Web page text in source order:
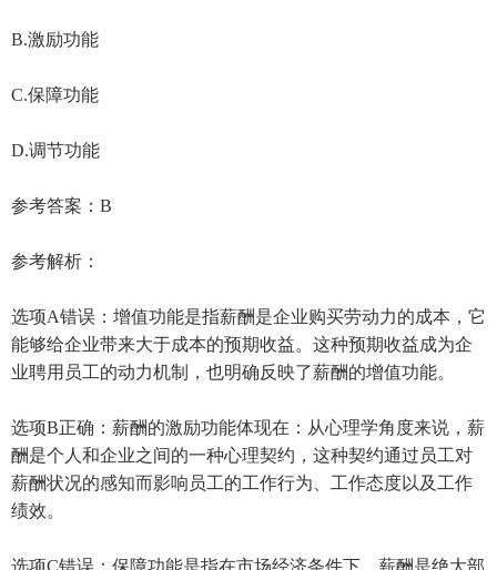
B.激励功能
C.保障功能
D.调节功能
参考答案：B
参考解析：
选项A错误：增值功能是指薪酬是企业购买劳动力的成本，它
能够给企业带来大于成本的预期收益。这种预期收益成为企
业聘用员工的动力机制，也明确反映了薪酬的增值功能。
选项B正确：薪酬的激励功能体现在：从心理学角度来说，薪
酬是个人和企业之间的一种心理契约，这种契约通过员工对
薪酬状况的感知而影响员工的工作行为、工作态度以及工作
绩效。
选项C错误：保障功能是指在市场经济条件下，薪酬是绝大部